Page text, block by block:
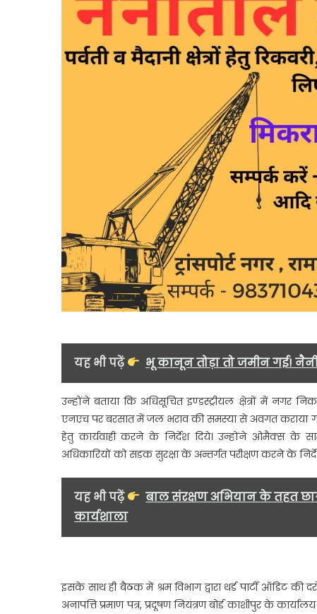
यह भी पढ़ें भू कानून तोड़ा तो जमीन गई!
उन्होंने बताया कि अधिसूचित इण्डस्ट्रीयल क्षेत्रों में नगर
एनएच पर बरसात में जल भराव की समस्या से अवगत कराया
हेतु कार्यवाही करने के निर्देश दिये। उन्होंने ओमैक्स
अधिकारियों को सड़क सुरक्षा के अन्तर्गत परीक्षण करने के
यह भी पढ़ें
बाल संरक्षण अभियान के तहत
कार्यशाला
इसके साथ ही बैठक में श्रम विभाग द्वारा थर्ड पार्टी ऑडिट की
अनापत्ति प्रमाण पत्र, प्रदूषण नियंत्रण बोर्ड काशीपुर के